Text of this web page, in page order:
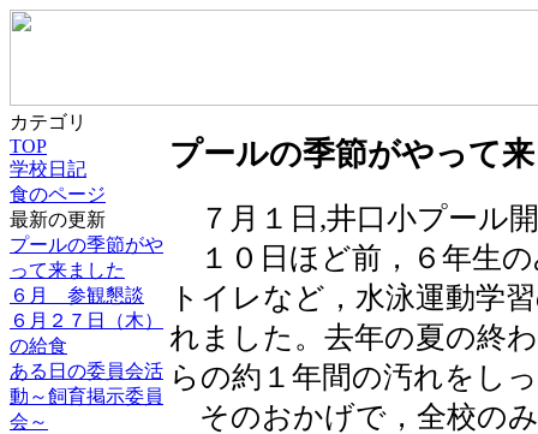
カテゴリ
TOP
学校日記
食のページ
最新の更新
プールの季節がや
って来ました
６月 参観懇談
６月２７日（木）
の給食
ある日の委員会活
動～飼育掲示委員
会～
プールの季節がやって
７月１日,井口小プール
１０日ほど前，６年生
トイレなど，水泳運動学
れました。去年の夏の終
らの約１年間の汚れをし
そのおかげで，全校の